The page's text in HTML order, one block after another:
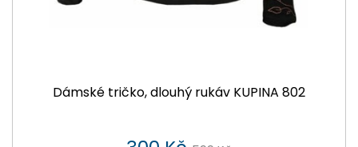
Dámské tričko, dlouhý rukáv KUPINA 802